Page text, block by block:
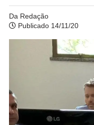
Da Redação
Publicado 14/11/20